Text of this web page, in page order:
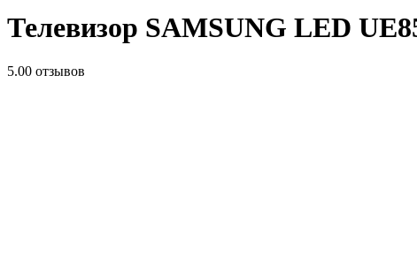
Телевизор SAMSUNG LED
5.00 отзывов